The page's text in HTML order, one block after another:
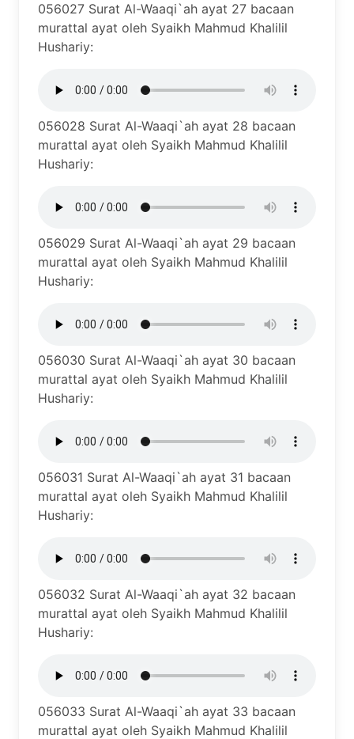
056027 Surat Al-Waaqi`ah ayat 27 bacaan
murattal ayat oleh Syaikh Mahmud Khalilil
Hushariy:
056028 Surat Al-Waaqi`ah ayat 28 bacaan
murattal ayat oleh Syaikh Mahmud Khalilil
Hushariy:
056029 Surat Al-Waaqi`ah ayat 29 bacaan
murattal ayat oleh Syaikh Mahmud Khalilil
Hushariy:
056030 Surat Al-Waaqi`ah ayat 30 bacaan
murattal ayat oleh Syaikh Mahmud Khalilil
Hushariy:
056031 Surat Al-Waaqi`ah ayat 31 bacaan
murattal ayat oleh Syaikh Mahmud Khalilil
Hushariy:
056032 Surat Al-Waaqi`ah ayat 32 bacaan
murattal ayat oleh Syaikh Mahmud Khalilil
Hushariy:
056033 Surat Al-Waaqi`ah ayat 33 bacaan
murattal ayat oleh Syaikh Mahmud Khalilil